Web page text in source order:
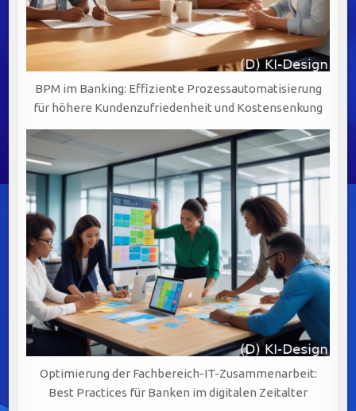
BPM im Banking: Effiziente Prozessautomatisierung
für höhere Kundenzufriedenheit und Kostensenkung
Optimierung der Fachbereich-IT-Zusammenarbeit:
Best Practices für Banken im digitalen Zeitalter